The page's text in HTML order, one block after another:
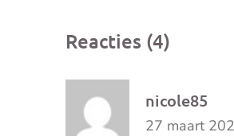
Reacties (4)
nicole85
27 maart